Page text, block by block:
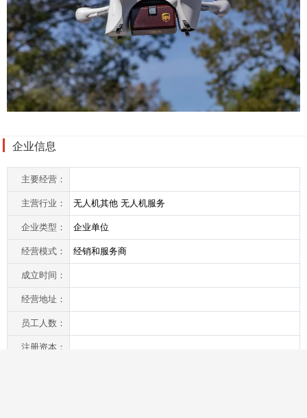
企业信息
主要经营：
主营行业： 无人机其他 无人机服务
企业类型： 企业单位
经营模式： 经销和服务商
成立时间：
经营地址：
员工人数：
注册资本：